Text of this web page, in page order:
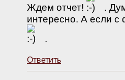
Ждем отчет!
.
интересно. А если
.
Ответить